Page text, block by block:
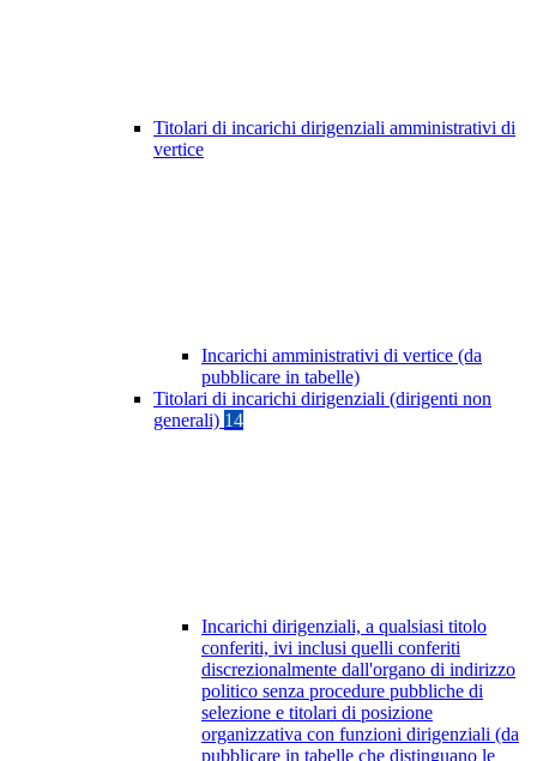
Titolari di incarichi dirigenziali amministrativi di
vertice
Incarichi amministrativi di vertice (da
pubblicare in tabelle)
Titolari di incarichi dirigenziali (dirigenti non
generali) 14
Incarichi dirigenziali, a qualsiasi titolo
conferiti, ivi inclusi quelli conferiti
discrezionalmente dall'organo di indirizzo
politico senza procedure pubbliche di
selezione e titolari di posizione
organizzativa con funzioni dirigenziali (da
pubblicare in tabelle che distinguano le